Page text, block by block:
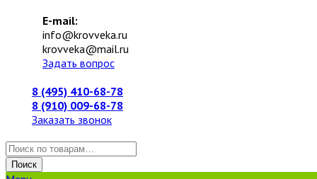
E-mail:
info@krovveka.ru
krovveka@mail.ru
Задать вопрос
8 (495) 410-68-78
8 (910) 009-68-78
Заказать звонок
Искать:
Поиск